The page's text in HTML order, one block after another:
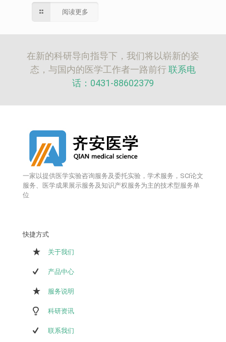
阅读更多
在新的科研导向指导下，我们将以崭新的姿
态，与国内的医学工作者一路前行联系电
话：0431-88602379
一家以提供医学实验咨询服务及委托实验，学术服务，SCI论文
服务、医学成果展示服务及知识产权服务为主的技术型服务单
位
快捷方式
关于我们
产品中心
服务说明
科研资讯
联系我们